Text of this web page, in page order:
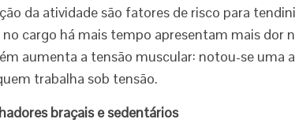
da atividade são fatores de risco para
cargo há mais tempo apresentam mais dor
aumenta a tensão muscular: notou-se uma
trabalha sob tensão.
braçais e sedentários